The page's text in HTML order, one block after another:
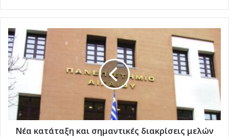
Νέα
κατάταξη
και
σημαντικές
διακρίσεις
μελών
ΔΕΠ
του
Πανεπιστημίου
Αιγαίου
Νέα κατάταξη και σημαντικές διακρίσεις μελών